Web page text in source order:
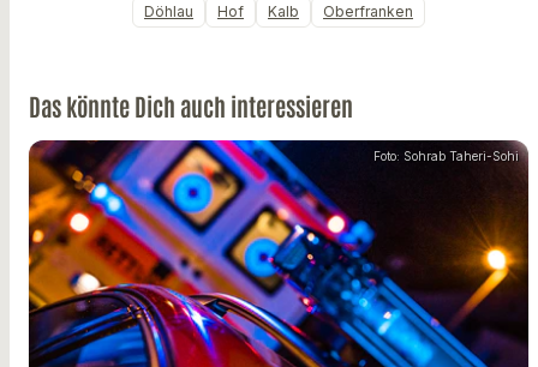
Döhlau Hof Kalb Oberfranken
Das könnte Dich auch interessieren
Foto: Sohrab Taheri-Sohi